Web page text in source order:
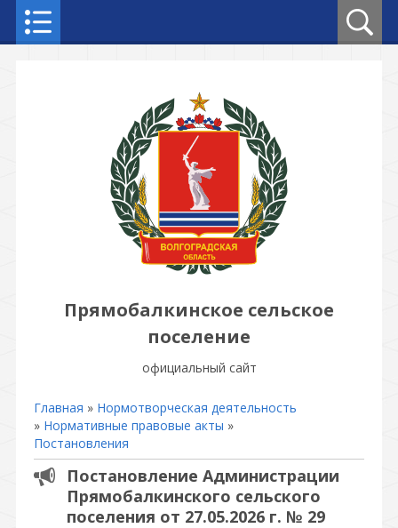
Прямобалкинское сельское
поселение
официальный сайт
Главная » Нормотворческая деятельность
» Нормативные правовые акты »
Постановления
Постановление Администрации
Прямобалкинского сельского
поселения от 27.05.2026 г. № 29